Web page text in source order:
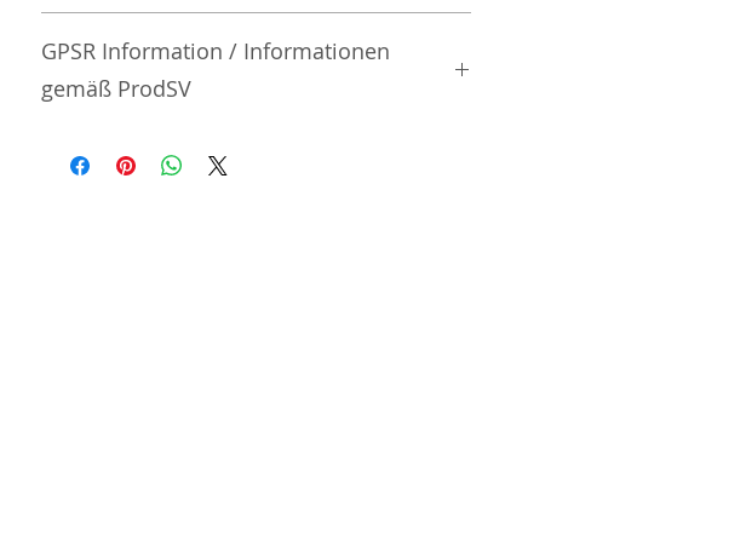
GPSR Information / Informationen
gemäß ProdSV
Manufacturer / Hersteller: